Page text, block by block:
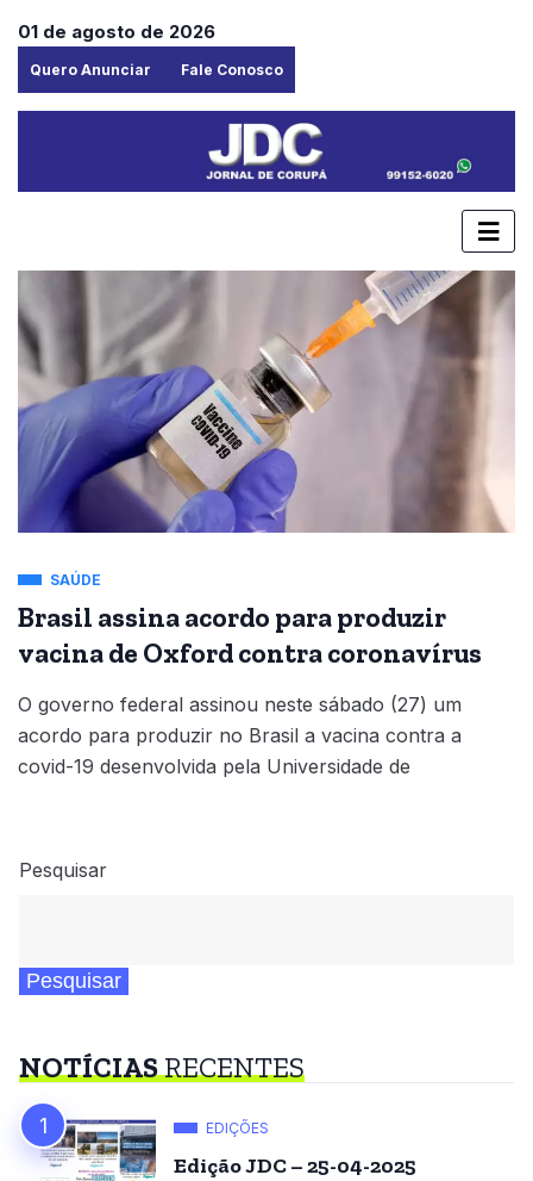
01 de agosto de 2026
Quero Anunciar Fale Conosco
SAÚDE
Brasil assina acordo para produzir
vacina de Oxford contra coronavírus
O governo federal assinou neste sábado (27) um
acordo para produzir no Brasil a vacina contra a
covid-19 desenvolvida pela Universidade de
Pesquisar
Pesquisar
NOTÍCIASRECENTES
EDIÇÕES
Edição JDC – 25-04-2025